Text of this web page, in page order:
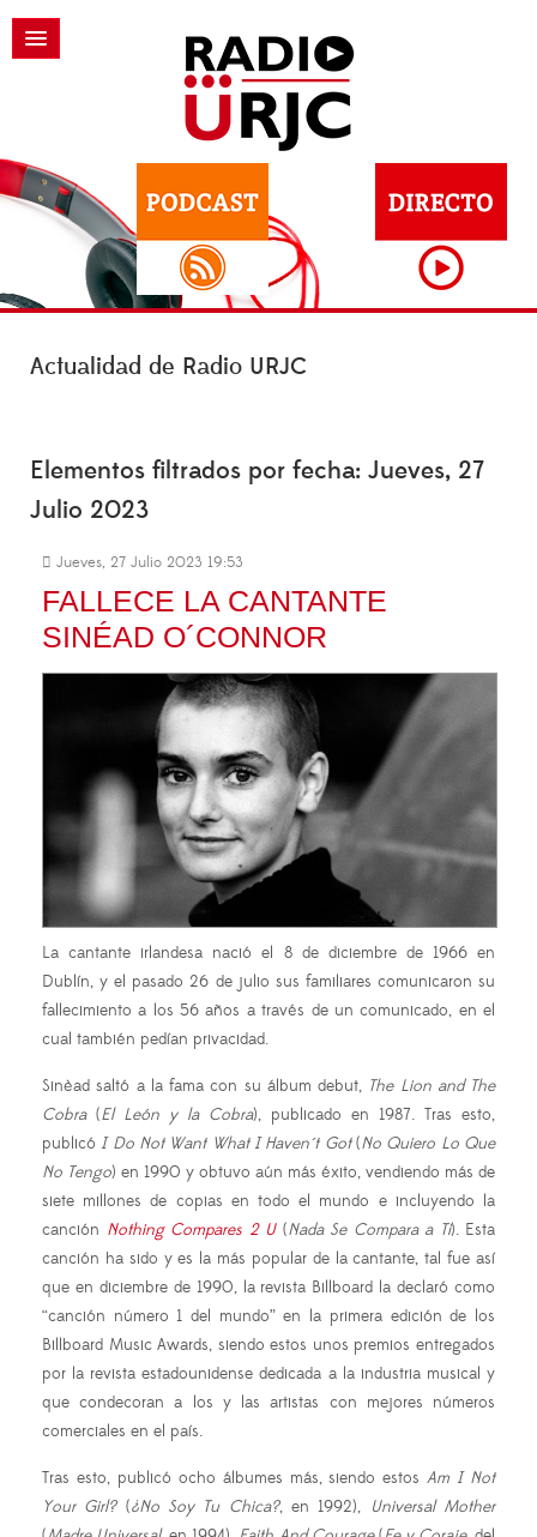
Actualidad de Radio URJC
Elementos filtrados por fecha: Jueves, 27
Julio 2023
Jueves, 27 Julio 2023 19:53
FALLECE LA CANTANTE
SINÉAD O´CONNOR
La cantante irlandesa nació el 8 de diciembre de 1966 en
Dublín, y el pasado 26 de julio sus familiares comunicaron su
fallecimiento a los 56 años a través de un comunicado, en el
cual también pedían privacidad.
Sinèad saltó a la fama con su álbum debut, The Lion and The
Cobra(El León y la Cobra), publicado en 1987. Tras esto,
publicóI Do Not Want What I Haven´t Got(No Quiero Lo Que
No Tengo) en 1990 y obtuvo aún más éxito, vendiendo más de
siete millones de copias en todo el mundo e incluyendo la
canción Nothing Compares 2 U(Nada Se Compara a Ti). Esta
canción ha sido y es la más popular de la cantante, tal fue así
que en diciembre de 1990, la revista Billboard la declaró como
“canción número 1 del mundo” en la primera edición de los
Billboard Music Awards, siendo estos unos premios entregados
por la revista estadounidense dedicada a la industria musical y
que condecoran a los y las artistas con mejores números
comerciales en el país.
Tras esto, publicó ocho álbumes más, siendo estosAm I Not
Your Girl?(¿No Soy Tu Chica?, en 1992), Universal Mother